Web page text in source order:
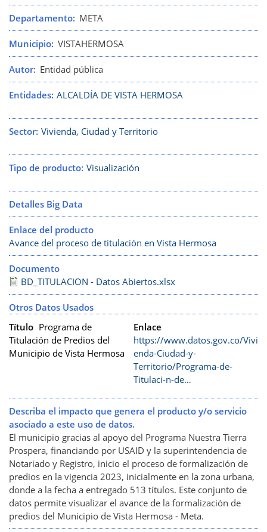
Departamento META
Municipio VISTAHERMOSA
Autor Entidad pública
Entidades ALCALDÍA DE VISTA HERMOSA
Sector Vivienda, Ciudad y Territorio
Tipo de producto Visualización
Detalles Big Data
Enlace del producto
Avance del proceso de titulación en Vista Hermosa
Documento
BD_TITULACION - Datos Abiertos.xlsx
Otros Datos Usados
Título Programa de
Titulación de Predios del
Municipio de Vista Hermosa
Enlace
https://www.datos.gov.co/Vivi
enda-Ciudad-y-
Territorio/Programa-de-
Titulaci-n-de…
Describa el impacto que genera el producto y/o servicio
asociado a este uso de datos.
El municipio gracias al apoyo del Programa Nuestra Tierra
Prospera, financiando por USAID y la superintendencia de
Notariado y Registro, inicio el proceso de formalización de
predios en la vigencia 2023, inicialmente en la zona urbana,
donde a la fecha a entregado 513 títulos. Este conjunto de
datos permite visualizar el avance de la formalización de
predios del Municipio de Vista Hermosa - Meta.